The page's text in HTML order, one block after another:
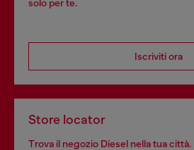
solo per te.
Iscriviti ora
Store locator
Trova il negozio Diesel nella tua città.